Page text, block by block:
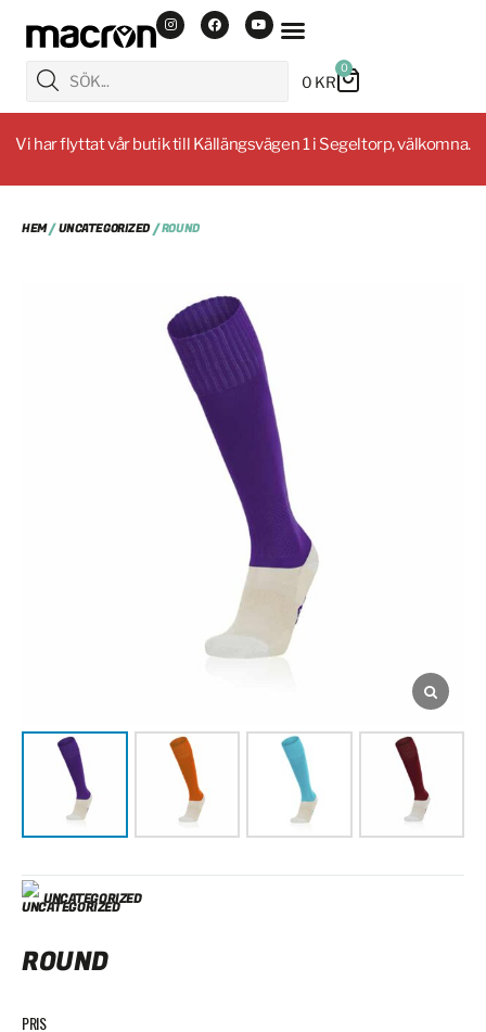
0 KR
0
Vi har flyttat vår butik till Källängsvägen 1 i Segeltorp, välkomna.
HEM/UNCATEGORIZED/ ROUND
UNCATEGORIZED
ROUND